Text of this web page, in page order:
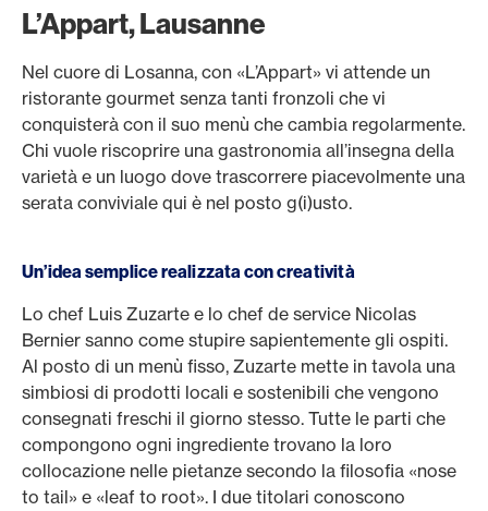
L’Appart, Lausanne
Nel cuore di Losanna, con «L’Appart» vi attende un
ristorante gourmet senza tanti fronzoli che vi
conquisterà con il suo menù che cambia regolarmente.
Chi vuole riscoprire una gastronomia all’insegna della
varietà e un luogo dove trascorrere piacevolmente una
serata conviviale qui è nel posto g(i)usto.
Un’idea semplice realizzata con creatività
Lo chef Luis Zuzarte e lo chef de service Nicolas
Bernier sanno come stupire sapientemente gli ospiti.
Al posto di un menù fisso, Zuzarte mette in tavola una
simbiosi di prodotti locali e sostenibili che vengono
consegnati freschi il giorno stesso. Tutte le parti che
compongono ogni ingrediente trovano la loro
collocazione nelle pietanze secondo la filosofia «nose
to tail» e «leaf to root». I due titolari conoscono